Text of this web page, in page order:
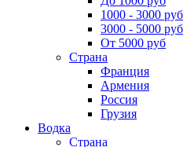
1000 - 3000 руб
3000 - 5000 руб
От 5000 руб
Страна
Франция
Армения
Россия
Грузия
Водка
Страна